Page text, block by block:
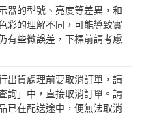
器的型號、亮度等差異，和
彩的理解不同，可能導致實
有些微誤差，下標前請考慮
出貨處理前要取消訂單，請
詢」中，直接取消訂單。請
已在配送途中，便無法取消